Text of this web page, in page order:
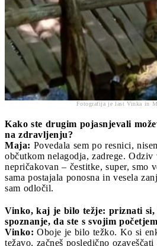
Fotografija je last Vinka in
Kako ste drugim pojasnjevali
na zdravljenju?
Maja: Povedala sem po resnici,
občutkom nelagodja, zadrege. Odziv
nepričakovan – čestitke, super, smo
sama postajala ponosna in vesela
sam odločil.
Vinko, kaj je bilo težje: priznati si,
spoznanje, da ste s svojim
Vinko: Oboje je bilo težko. Ko si
težavo, začneš posledično